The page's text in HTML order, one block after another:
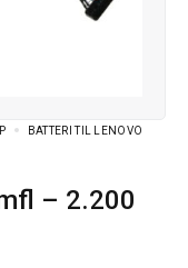
BATTERI TIL LENOVO